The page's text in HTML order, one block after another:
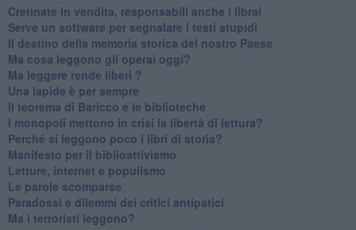
Cretinate in vendita, responsabili anche i librai
Serve un software per segnalare i testi stupidi
​Il destino della memoria storica del nostro Paese
Ma cosa leggono gli operai oggi?
Ma leggere rende liberi ?
​Una lapide è per sempre
Il teorema di Baricco e le biblioteche
I monopoli mettono in crisi la libertà di lettura?
​Perché si leggono poco i libri di storia?
​Manifesto per il biblioattivismo
Letture, internet e populismo
​Le parole scomparse
​Paradossi e dilemmi dei critici antipatici
Ma i terroristi leggono?